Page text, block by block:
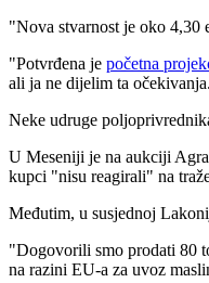
"Nova stvarnost je oko 4,30
"Potvrđena je početna
ali ja ne dijelim ta
Neke udruge
U Meseniji je na aukciji
kupci "nisu reagirali" na
Međutim, u susjednoj
"Dogovorili smo prodati 80
na razini EU-a za uvoz